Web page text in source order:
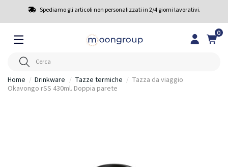
Spediamo gli articoli non personalizzati in 2/4 giorni lavorativi.
0
Home Drinkware Tazze termiche
Tazza da viaggio
Okavongo rSS 430ml. Doppia parete